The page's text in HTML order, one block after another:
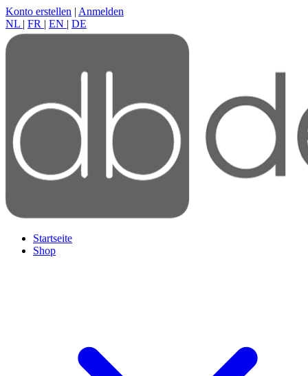
Konto erstellen | Anmelden
NL | FR | EN | DE
Startseite
Shop